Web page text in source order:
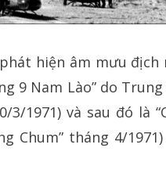
hiện âm mưu địch
9 Nam Lào” do
1971) và sau đó là
Chum” tháng 4/